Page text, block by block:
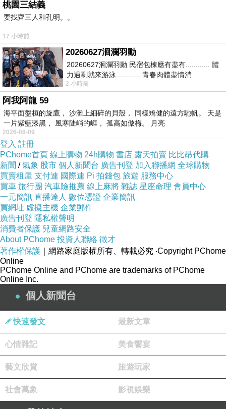
上一篇：復仇母親 Bring Me Home
下一篇：黑計畫
新聞台Blog小天使
2019-12-24 11:19:31
親愛的台長︰
恭喜您！此篇文章極為優質，獲選為本日哈燒
文章，將會出現在新聞台首頁哈燒文章區塊輪播。
請您繼續保持每日撰寫文章的好習慣，期待您提供
讀者更多精采的內容，加油！
桃園三結義
要找齊三人和孔明。。
17 小時前
20260627洄瀾羽動
20260627洄瀾羽動 民宿包棟應有盡有............ 體
力過剩就來游泳............ 青春肉體盡情消
磨............ 晚餐不必
2 小時前
阿我阿龍 59
海平面盤桓的旋鷹， 沙灘上細碎的貝殼， 同樣矯健的遠方馳帆。 天是
一片紫藍漆黑， 風寒陡峭的崕， 孤高如傲梅。 月亮
2026-08-09
登入 註冊
PChome首頁 線上購物 24h購物 書店 露天拍賣 比比昂代購
新聞 /氣象 股市 個人新聞台 廣告刊登 加入聯播網 全球購物
買賣租屋 支付連 國際連 Pi 拍錢包 旅遊 服務中心
買車 旅行團 汽車險推薦 線上麻將 雜誌 星座命理 會員中心
一元簡訊 直播達人 數位憑證 企業簡訊
買網址 虛擬主機 企業郵件
廣告刊登 隱私權聲明
消費者保護 兒童網路安全
About PChome 投資人聯絡 徵才
著作權保護 ｜網路家庭版權所有、轉載必究 ‧Copyright PChome
Online
PChome Online and PChome are trademarks of PChome
Online Inc.
個人新聞台
快速發文 最新文章
心情雜記 美食饗宴
藝文欣賞 旅遊玩家
社會萬象 影視娛樂